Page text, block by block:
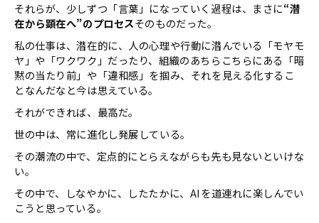
それらが、少しずつ「言葉」になっていく過程は、まさに“潜
在から顕在へ”のプロセスそのものだった。
私の仕事は、潜在的に、人の心理や行動に潜んでいる「モヤモ
ヤ」や「ワクワク」だったり、組織のあちらこちらにある「暗
黙の当たり前」や「違和感」を掴み、それを見える化するこ
となんだなと今は思えている。
それができれば、最高だ。
世の中は、常に進化し発展している。
その潮流の中で、定点的にとらえながらも先も見ないといけな
い。
その中で、しなやかに、したたかに、AIを道連れに楽しんでい
こうと思っている。